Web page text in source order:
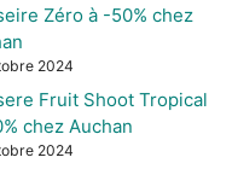
Zéro à -50% chez
2024
Fruit Shoot Tropical
chez Auchan
2024